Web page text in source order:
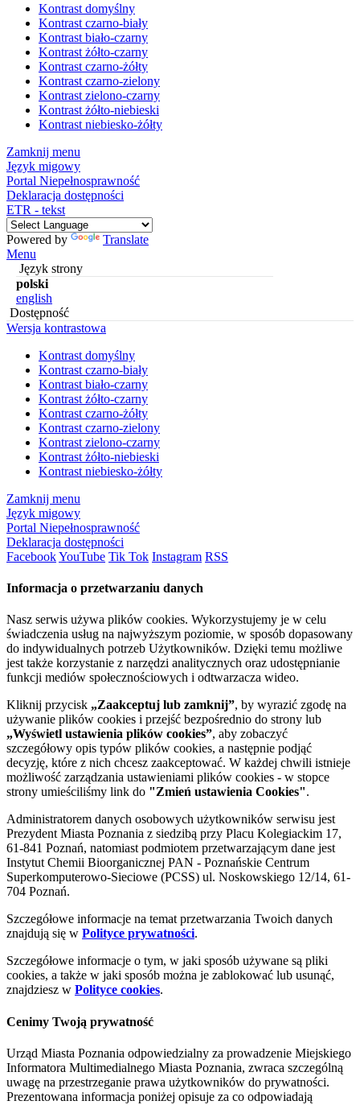
Kontrast domyślny
Kontrast czarno-biały
Kontrast biało-czarny
Kontrast żółto-czarny
Kontrast czarno-żółty
Kontrast czarno-zielony
Kontrast zielono-czarny
Kontrast żółto-niebieski
Kontrast niebiesko-żółty
Zamknij menu
Język migowy
Portal Niepełnosprawność
Deklaracja dostępności
ETR - tekst
Powered by
Translate
Menu
Język strony
polski
english
Dostępność
Wersja kontrastowa
Kontrast domyślny
Kontrast czarno-biały
Kontrast biało-czarny
Kontrast żółto-czarny
Kontrast czarno-żółty
Kontrast czarno-zielony
Kontrast zielono-czarny
Kontrast żółto-niebieski
Kontrast niebiesko-żółty
Zamknij menu
Język migowy
Portal Niepełnosprawność
Deklaracja dostępności
FacebookYouTube Tik Tok Instagram RSS
Informacja o przetwarzaniu danych
Nasz serwis używa plików cookies. Wykorzystujemy je w celu
świadczenia usług na najwyższym poziomie, w sposób dopasowany
do indywidualnych potrzeb Użytkowników. Dzięki temu możliwe
jest także korzystanie z narzędzi analitycznych oraz udostępnianie
funkcji mediów społecznościowych i odtwarzacza wideo.
Kliknij przycisk „Zaakceptuj lub zamknij”, by wyrazić zgodę na
używanie plików cookies i przejść bezpośrednio do strony lub
„Wyświetl ustawienia plików cookies”, aby zobaczyć
szczegółowy opis typów plików cookies, a następnie podjąć
decyzję, które z nich chcesz zaakceptować. W każdej chwili istnieje
możliwość zarządzania ustawieniami plików cookies - w stopce
strony umieściliśmy link do "Zmień ustawienia Cookies".
Administratorem danych osobowych użytkowników serwisu jest
Prezydent Miasta Poznania z siedzibą przy Placu Kolegiackim 17,
61-841 Poznań, natomiast podmiotem przetwarzającym dane jest
Instytut Chemii Bioorganicznej PAN - Poznańskie Centrum
Superkomputerowo-Sieciowe (PCSS) ul. Noskowskiego 12/14, 61-
704 Poznań.
Szczegółowe informacje na temat przetwarzania Twoich danych
znajdują się w Polityce prywatności.
Szczegółowe informacje o tym, w jaki sposób używane są pliki
cookies, a także w jaki sposób można je zablokować lub usunąć,
znajdziesz w Polityce cookies.
Cenimy Twoją prywatność
Urząd Miasta Poznania odpowiedzialny za prowadzenie Miejskiego
Informatora Multimedialnego Miasta Poznania, zwraca szczególną
uwagę na przestrzeganie prawa użytkowników do prywatności.
Prezentowana informacja poniżej opisuje za co odpowiadają